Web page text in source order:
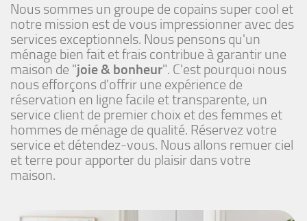
Nous sommes un groupe de copains super cool et
notre mission est de vous impressionner avec des
services exceptionnels. Nous pensons qu'un
ménage bien fait et frais contribue à garantir une
maison de "joie & bonheur". C'est pourquoi nous
nous efforçons d'offrir une expérience de
réservation en ligne facile et transparente, un
service client de premier choix et des femmes et
hommes de ménage de qualité. Réservez votre
service et détendez-vous. Nous allons remuer ciel
et terre pour apporter du plaisir dans votre
maison.